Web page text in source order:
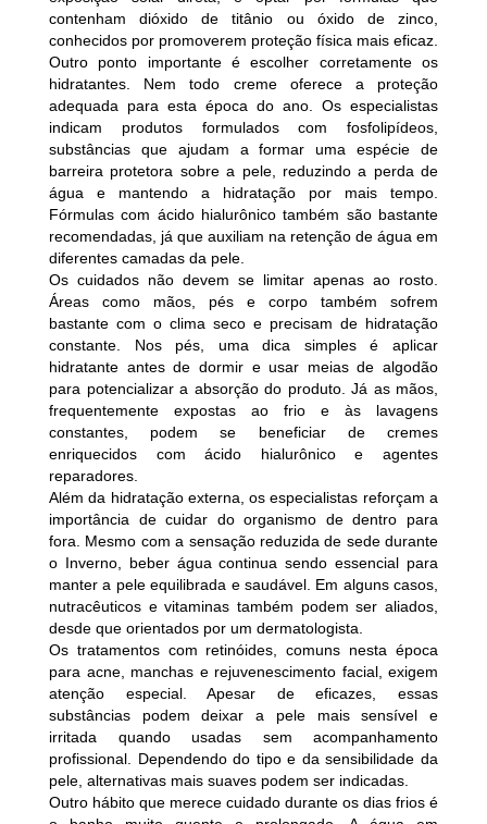
contenham dióxido de titânio ou óxido de zinco,
conhecidos por promoverem proteção física mais eficaz.
Outro ponto importante é escolher corretamente os
hidratantes. Nem todo creme oferece a proteção
adequada para esta época do ano. Os especialistas
indicam produtos formulados com fosfolipídeos,
substâncias que ajudam a formar uma espécie de
barreira protetora sobre a pele, reduzindo a perda de
água e mantendo a hidratação por mais tempo.
Fórmulas com ácido hialurônico também são bastante
recomendadas, já que auxiliam na retenção de água em
diferentes camadas da pele.
Os cuidados não devem se limitar apenas ao rosto.
Áreas como mãos, pés e corpo também sofrem
bastante com o clima seco e precisam de hidratação
constante. Nos pés, uma dica simples é aplicar
hidratante antes de dormir e usar meias de algodão
para potencializar a absorção do produto. Já as mãos,
frequentemente expostas ao frio e às lavagens
constantes, podem se beneficiar de cremes
enriquecidos com ácido hialurônico e agentes
reparadores.
Além da hidratação externa, os especialistas reforçam a
importância de cuidar do organismo de dentro para
fora. Mesmo com a sensação reduzida de sede durante
o Inverno, beber água continua sendo essencial para
manter a pele equilibrada e saudável. Em alguns casos,
nutracêuticos e vitaminas também podem ser aliados,
desde que orientados por um dermatologista.
Os tratamentos com retinóides, comuns nesta época
para acne, manchas e rejuvenescimento facial, exigem
atenção especial. Apesar de eficazes, essas
substâncias podem deixar a pele mais sensível e
irritada quando usadas sem acompanhamento
profissional. Dependendo do tipo e da sensibilidade da
pele, alternativas mais suaves podem ser indicadas.
Outro hábito que merece cuidado durante os dias frios é